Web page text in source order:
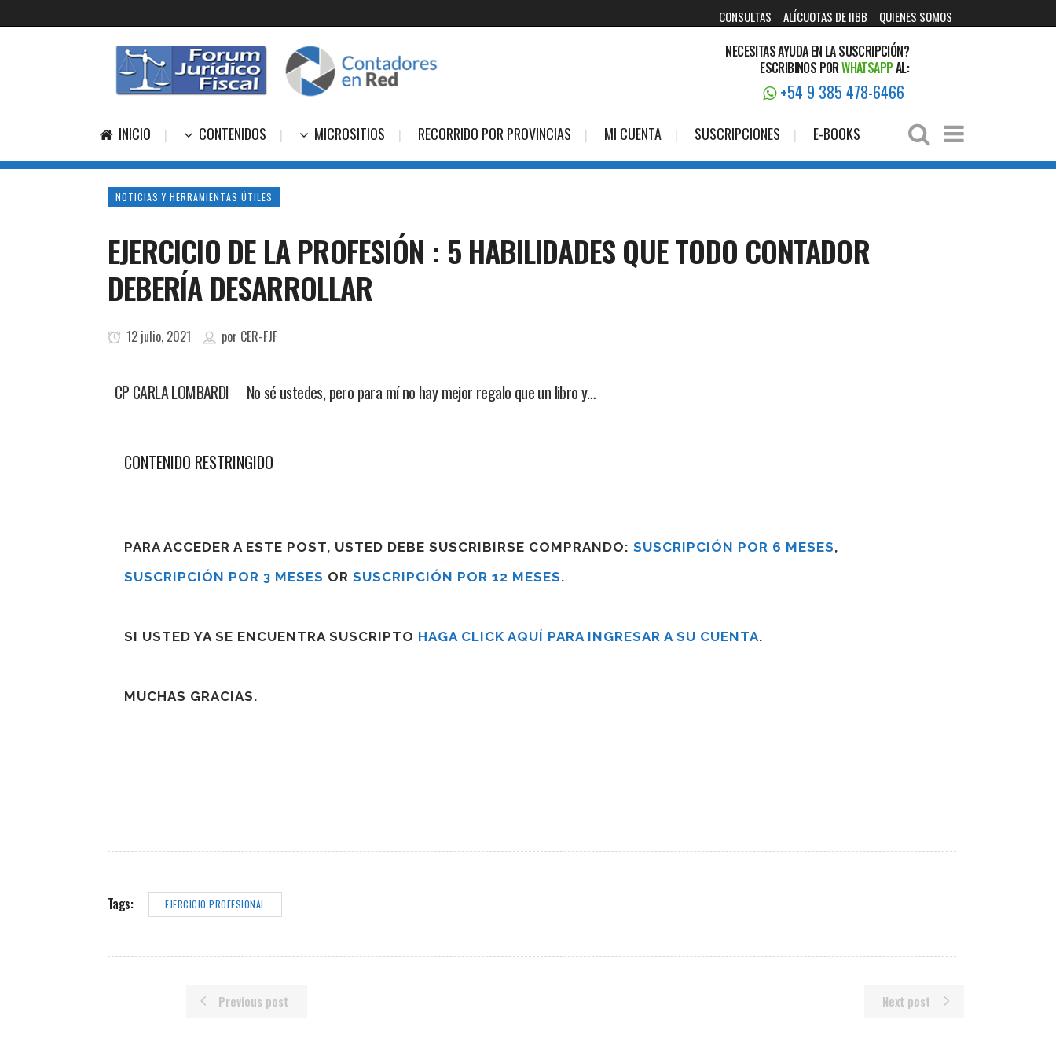
CONSULTAS ALÍCUOTAS DE IIBB QUIENES SOMOS
NECESITAS AYUDA EN LA SUSCRIPCIÓN?
ESCRIBINOS PORWHATSAPPAL:
+54 9 385 478-6466
INICIO CONTENIDOS MICROSITIOS RECORRIDO POR PROVINCIAS MI CUENTA SUSCRIPCIONES E-BOOKS
NOTICIAS Y HERRAMIENTAS ÚTILES
EJERCICIO DE LA PROFESIÓN : 5 HABILIDADES QUE TODO CONTADOR
DEBERÍA DESARROLLAR
12 julio, 2021 por CER-FJF
CP CARLA LOMBARDI No sé ustedes, pero para mí no hay mejor regalo que un libro y…
CONTENIDO RESTRINGIDO
PARA ACCEDER A ESTE POST, USTED DEBE SUSCRIBIRSE COMPRANDO: SUSCRIPCIÓN POR 6 MESES,
SUSCRIPCIÓN POR 3 MESES OR SUSCRIPCIÓN POR 12 MESES.
SI USTED YA SE ENCUENTRA SUSCRIPTO HAGA CLICK AQUÍ PARA INGRESAR A SU CUENTA.
MUCHAS GRACIAS.
Tags: EJERCICIO PROFESIONAL
Previous post Next post